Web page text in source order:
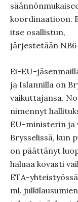
koordinaatioon.
itse osallistun,
järjestetään
Ei-EU-
ja Islannilla on
vaikuttajansa.
nimennyt
EU-ministerin ja
Brysselissä, kun
on päättänyt
haluaa kovasti
ETA-
ml. julkilausumien